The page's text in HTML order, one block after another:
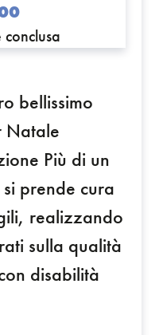
bellissimo
Natale
Più di un
prende cura
realizzando
sulla qualità
disabilità